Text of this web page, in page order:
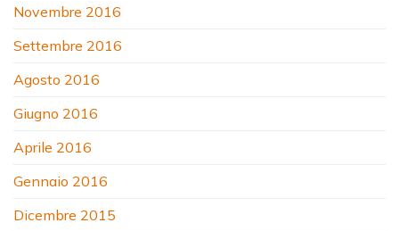
Novembre 2016
Settembre 2016
Agosto 2016
Giugno 2016
Aprile 2016
Gennaio 2016
Dicembre 2015